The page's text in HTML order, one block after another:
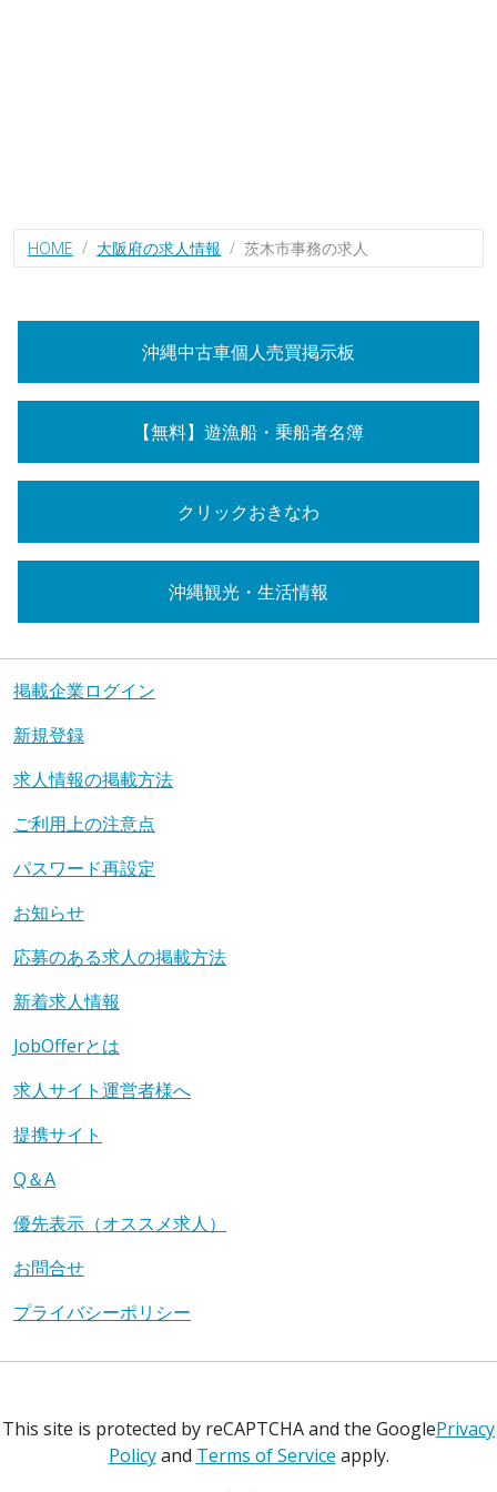
HOME 大阪府の求人情報 茨木市事務の求人
沖縄中古車個人売買掲示板
【無料】遊漁船・乗船者名簿
クリックおきなわ
沖縄観光・生活情報
掲載企業ログイン
新規登録
求人情報の掲載方法
ご利用上の注意点
パスワード再設定
お知らせ
応募のある求人の掲載方法
新着求人情報
JobOfferとは
求人サイト運営者様へ
提携サイト
Q＆A
優先表示（オススメ求人）
お問合せ
プライバシーポリシー
This site is protected by reCAPTCHA and the GooglePrivacy
Policyand Terms of Service apply.